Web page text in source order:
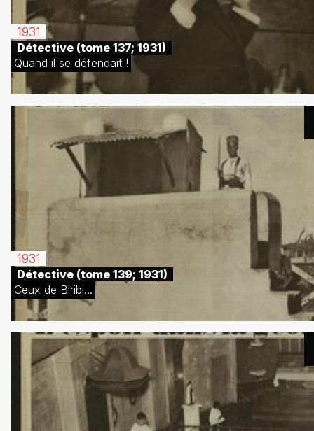
1931
Détective (tome 137; 1931)
Quand il se défendait !
1931
Détective (tome 139; 1931)
Ceux de Biribi...